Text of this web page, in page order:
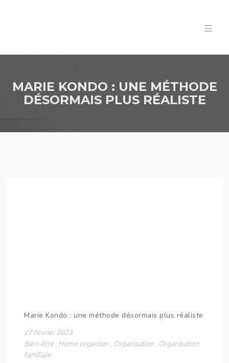
MARIE KONDO : UNE MÉTHODE
DÉSORMAIS PLUS RÉALISTE
Marie Kondo : une méthode désormais plus réaliste
27 février 2023
Bien-être
Home organiser Organisation
Organisation
familiale